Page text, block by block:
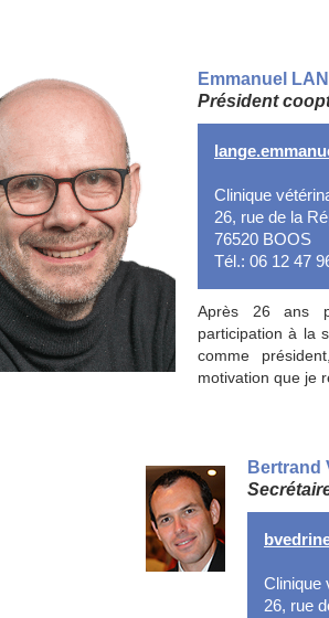
Emmanuel
Président
Clinique
26, rue de la
76520 BOOS
Tél.: 06 12 47
Après 26 ans
participation à la
comme
motivation que je
Bertrand
Clinique
26, rue